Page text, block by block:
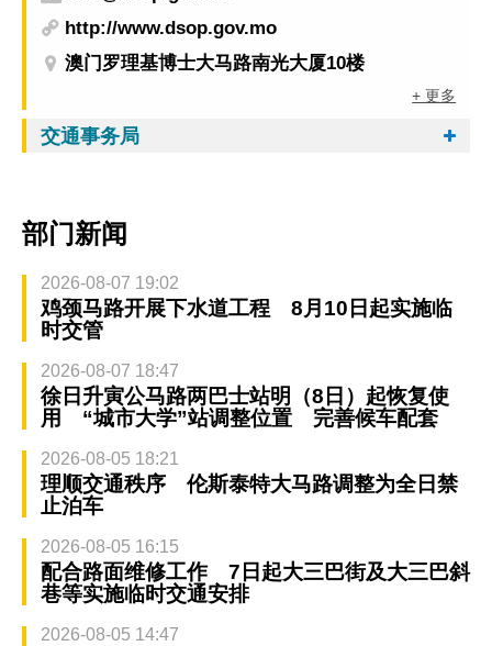
http://www.dsop.gov.mo
澳门罗理基博士大马路南光大厦10楼
+ 更多
交通事务局
部门新闻
2026-08-07 19:02
鸡颈马路开展下水道工程 8月10日起实施临
时交管
2026-08-07 18:47
徐日升寅公马路两巴士站明（8日）起恢复使
用 “城市大学”站调整位置 完善候车配套
2026-08-05 18:21
理顺交通秩序 伦斯泰特大马路调整为全日禁
止泊车
2026-08-05 16:15
配合路面维修工作 7日起大三巴街及大三巴斜
巷等实施临时交通安排
2026-08-05 14:47